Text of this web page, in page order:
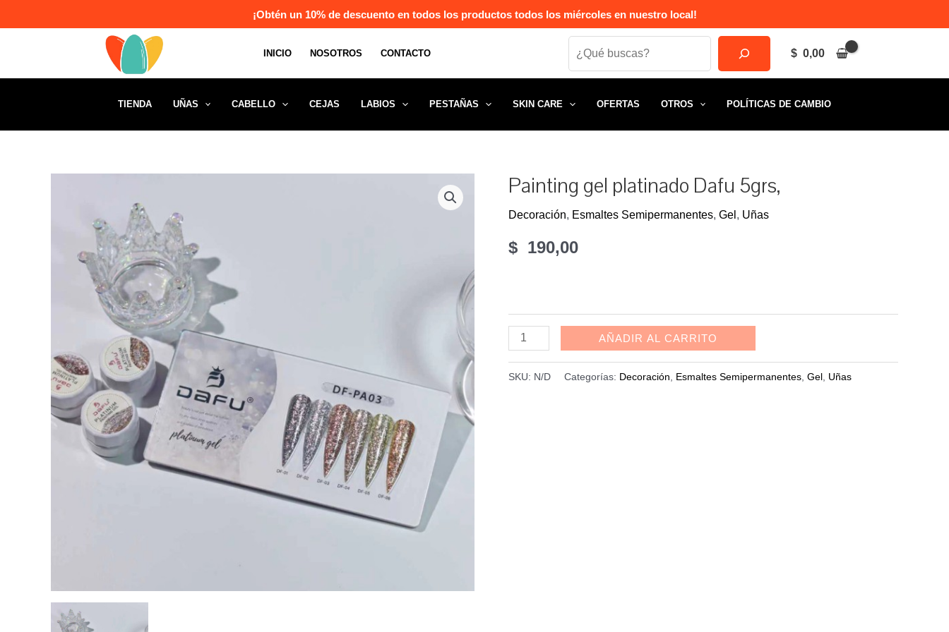
al
¡Obtén un 10% de descuento en todos los productos todos los miércoles en nuestro local!
INICIO NOSOTROS CONTACTO
Search
$ 0,00
TIENDA UÑAS CABELLO CEJAS LABIOS PESTAÑAS SKIN CARE OFERTAS OTROS POLÍTICAS DE CAMBIO
Painting gel platinado Dafu 5grs,
Decoración, Esmaltes Semipermanentes, Gel , Uñas
$ 190,00
Painting
platinado
AÑADIR AL CARRITO
SKU: N/D Categorías: Decoración Esmaltes Semipermanentes Gel Uñas